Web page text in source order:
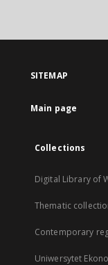
SITEMAP
Main page
Collections
Digital Library of
Thematic
Contemporary
Uniwersytet